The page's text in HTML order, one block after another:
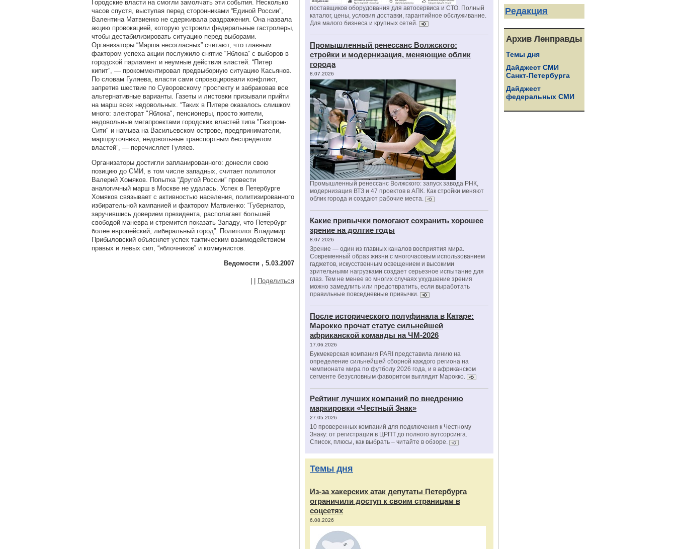
Городские власти на смогли замолчать эти события. Несколько
часов спустя, выступая перед сторонниками “Единой России”,
Валентина Матвиенко не сдерживала раздражения. Она назвала
акцию провокацией, которую устроили федеральные гастролеры,
чтобы дестабилизировать ситуацию перед выборами.
Организаторы “Марша несогласных” считают, что главным
фактором успеха акции послужило снятие “Яблока” с выборов в
городской парламент и неумные действия властей. “Питер
кипит”, — прокомментировал предвыборную ситуацию Касьянов.
По словам Гуляева, власти сами спровоцировали конфликт,
запретив шествие по Суворовскому проспекту и забраковав все
альтернативные варианты. Газеты и листовки призывали прийти
на марш всех недовольных. “Таких в Питере оказалось слишком
много: электорат "Яблока", пенсионеры, просто жители,
недовольные мегапроектами городских властей типа "Газпром-
Сити" и намыва на Васильевском острове, предприниматели,
маршруточники, недовольные транспортным беспределом
властей”, — перечисляет Гуляев.
Организаторы достигли запланированного: донесли свою
позицию до СМИ, в том числе западных, считает политолог
Валерий Хомяков. Попытка “Другой России” провести
аналогичный марш в Москве не удалась. Успех в Петербурге
Хомяков связывает с активностью населения, политизированного
избирательной кампанией и фактором Матвиенко: “Губернатор,
заручившись доверием президента, располагает большей
свободой маневра и стремится показать Западу, что Петербург
более европейский, либеральный город”. Политолог Владимир
Прибыловский объясняет успех тактическим взаимодействием
правых и левых сил, “яблочников” и коммунистов.
Ведомости , 5.03.2007
Поделиться
поставщиков оборудования для автосервиса и СТО. Полный
каталог, цены, условия доставки, гарантийное обслуживание.
Для малого бизнеса и крупных сетей.
Промышленный ренессанс Волжского:
стройки и модернизация, меняющие облик
города
8.07.2026
Промышленный ренессанс Волжского: запуск завода РНК,
модернизация ВТЗ и 47 проектов в АПК. Как стройки меняют
облик города и создают рабочие места.
Какие привычки помогают сохранить хорошее
зрение на долгие годы
8.07.2026
Зрение — один из главных каналов восприятия мира.
Современный образ жизни с многочасовым использованием
гаджетов, искусственным освещением и высокими
зрительными нагрузками создает серьезное испытание для
глаз. Тем не менее во многих случаях ухудшение зрения
можно замедлить или предотвратить, если выработать
правильные повседневные привычки.
После исторического полуфинала в Катаре:
Марокко прочат статус сильнейшей
африканской команды на ЧМ-2026
17.06.2026
Букмекерская компания PARI представила линию на
определение сильнейшей сборной каждого региона на
чемпионате мира по футболу 2026 года, и в африканском
сегменте безусловным фаворитом выглядит Марокко.
Рейтинг лучших компаний по внедрению
маркировки «Честный Знак»
27.05.2026
10 проверенных компаний для подключения к Честному
Знаку: от регистрации в ЦРПТ до полного аутсорсинга.
Список, плюсы, как выбрать – читайте в обзоре.
Темы дня
Из‑за хакерских атак депутаты Петербурга
ограничили доступ к своим страницам в
соцсетях
6.08.2026
Редакция
Архив Ленправды
Темы дня
Дайджест СМИ
Санкт-Петербурга
Дайджест
федеральных СМИ